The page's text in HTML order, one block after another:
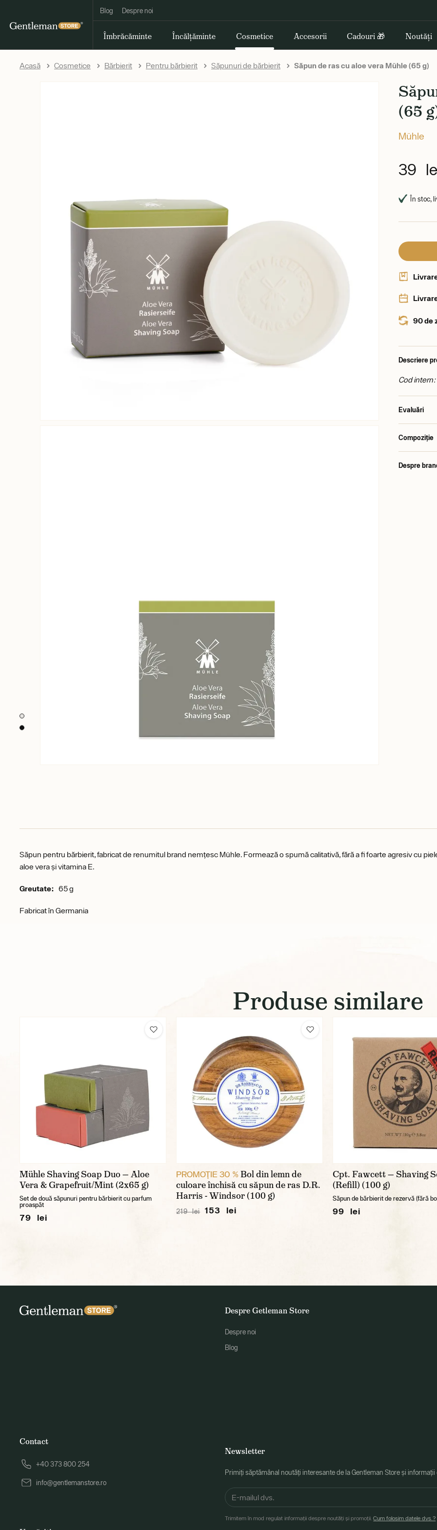
Blog Despre noi
Îmbrăcăminte Încălțăminte Cosmetice Accesorii Cadouri 🎁 Noutăți
Acasă Cosmetice Bărbierit Pentru bărbierit Săpunuri de bărbierit Săpun de ras cu aloe vera Mühle (65 g)
(65
Mühle
39
În stoc,
90 de
Descriere
Cod
Evaluări
Compoziție
Despre
Săpun pentru bărbierit, fabricat de renumitul brand nemțesc Mühle. Formează o spumă calitativă, fără a fi foarte agresiv cu
aloe vera și vitamina E.
Greutate: 65 g
Fabricat în Germania
Produse similare
Mühle Shaving Soap Duo — Aloe
Vera & Grapefruit/Mint (2x65 g)
Set de două săpunuri pentru bărbierit cu parfum
proaspăt
79 lei
PROMOŢIE 30 %Bol din lemn de
culoare închisă cu săpun de ras D.R.
Harris - Windsor (100 g)
219 lei 153 lei
Cpt. Fawcett — Shaving
(Refill) (100 g)
Săpun de bărbierit de rezervă (fără
99 lei
Despre Getleman Store
Despre noi
Blog
Newsletter
Primiți săptămânal noutăți interesante de la Gentleman Store și
Trimitem în mod regulat informații despre noutăți și promoții.Cum folosim datele dvs.?
Contact
+40 373 800 254
info@gentlemanstore.ro